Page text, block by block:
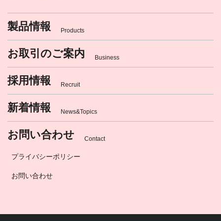
製品情報 Products
お取引のご案内 Business
採用情報 Recruit
新着情報 News&Topics
お問い合わせ Contact
プライバシーポリシー
お問い合わせ